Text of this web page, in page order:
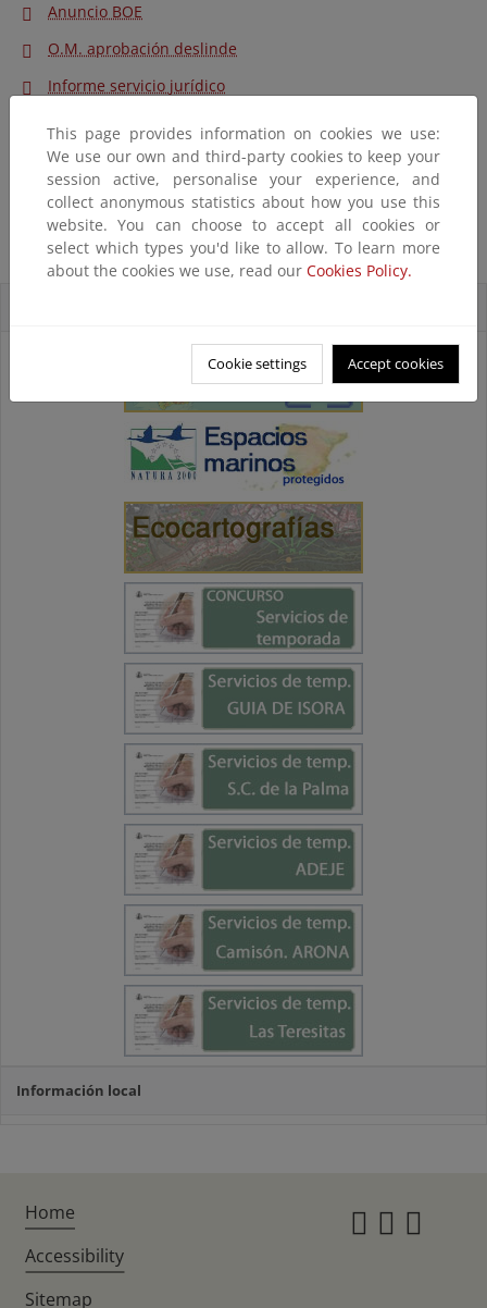
Anuncio BOE
O.M. aprobación deslinde
Informe servicio jurídico
Plano hoja 3
Plano hoja 3-1
Plano hoja 3-2
Plano hoja 3-3
Información local
This page provides information on cookies we use:
We use our own and third-party cookies to keep your
session active, personalise your experience, and
collect anonymous statistics about how you use this
website. You can choose to accept all cookies or
select which types you'd like to allow. To learn more
about the cookies we use, read our Cookies Policy.
Cookie settings Accept cookies
Home
Accessibility
Sitemap